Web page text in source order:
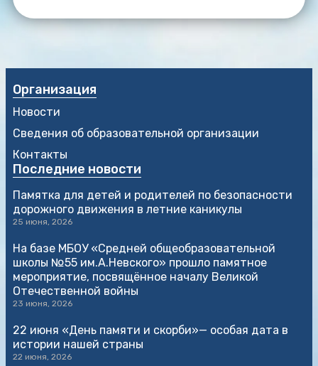
Организация
Новости
Сведения об образовательной организации
Контакты
Последние новости
Памятка для детей и родителей по безопасности
дорожного движения в летние каникулы
25 июня, 2026
На базе МБОУ «Средней общеобразовательной
школы №55 им.А.Невского» прошло памятное
мероприятие, посвящённое началу Великой
Отечественной войны
23 июня, 2026
22 июня «День памяти и скорби»— особая дата в
истории нашей страны
22 июня, 2026